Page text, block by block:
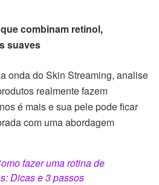
combinam retinol,
suaves
onda do Skin Streaming, analise
realmente fazem
é mais e sua pele pode ficar
com uma abordagem
fazer uma rotina de
Dicas e 3 passos